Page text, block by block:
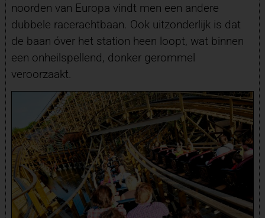
noorden van Europa vindt men een andere
dubbele racerachtbaan. Ook uitzonderlijk is dat
de baan óver het station heen loopt, wat binnen
een onheilspellend, donker gerommel
veroorzaakt.